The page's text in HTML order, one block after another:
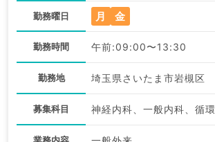
勤務曜日 月 金
勤務時間 午前:09:00〜13:30
勤務地 埼玉県さいたま市岩槻区
募集科目